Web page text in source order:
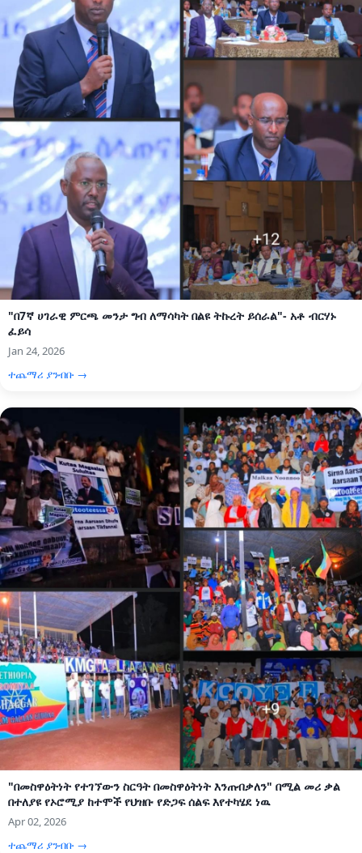
"በ7ኛ ሀገራዊ ምርጫ መንታ ግብ ለማሳካት በልዩ ትኩረት ይሰራል"- አቶ ብርሃኑ
ፈይሳ
Jan 24, 2026
ተጨማሪ ያንብቡ →
"በመስዋዕትነት የተገኘውን ስርዓት በመስዋዕትነት እንጠብቃለን" በሚል መሪ ቃል
በተለያዩ የኦሮሚያ ከተሞች የህዝቡ የድጋፍ ሰልፍ እየተካሄደ ነዉ
Apr 02, 2026
ተጨማሪ ያንብቡ →